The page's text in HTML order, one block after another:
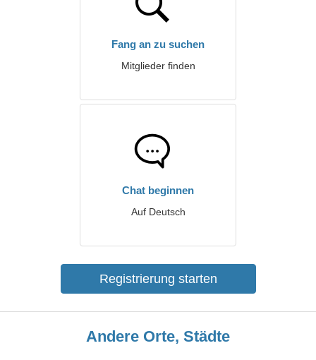
Fang an zu suchen
Mitglieder finden
Chat beginnen
Auf Deutsch
Registrierung starten
Andere Orte, Städte